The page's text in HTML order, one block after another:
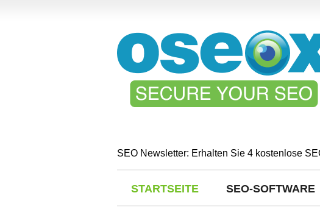
SEO Newsletter: Erhalten Sie 4 kostenlose
STARTSEITE SEO-SOFTWARE